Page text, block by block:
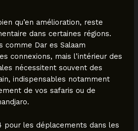
qu’en amélioration, reste
dans certaines régions.
comme Dar es Salaam
connexions, mais l’intérieur des
nécessitent souvent des
indispensables notamment
de vos safaris ou de
pour les déplacements dans les